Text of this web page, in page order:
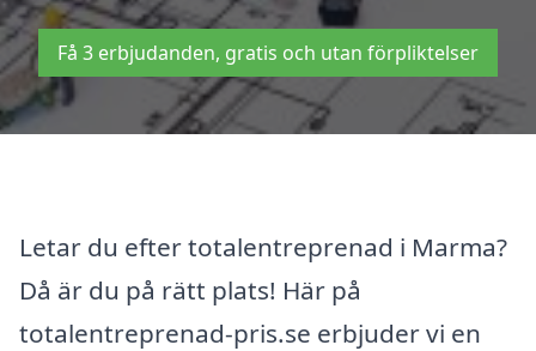
Få 3 erbjudanden, gratis och utan förpliktelser
Letar du efter totalentreprenad i Marma?
Då är du på rätt plats! Här på
totalentreprenad-pris.se erbjuder vi en